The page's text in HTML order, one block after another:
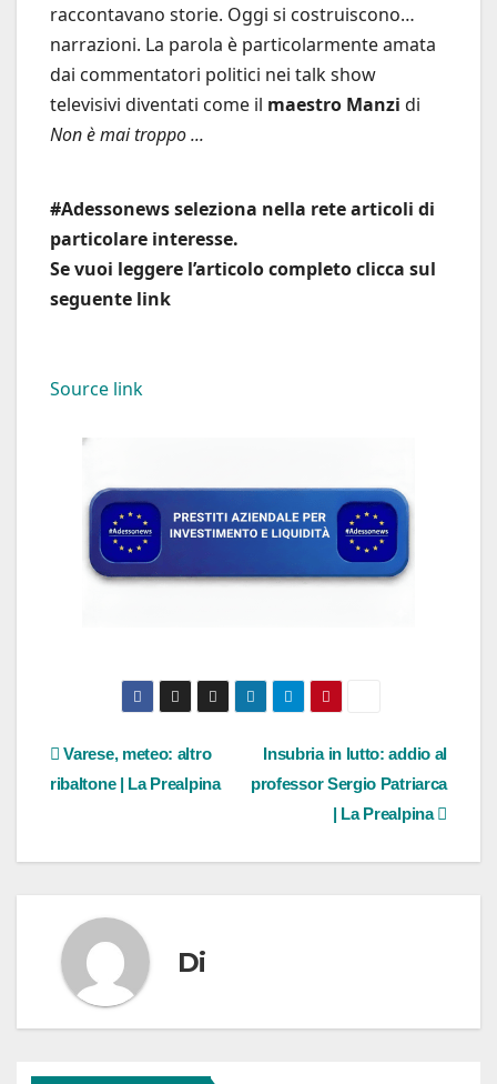
raccontavano storie. Oggi si costruiscono…
narrazioni. La parola è particolarmente amata
dai commentatori politici nei talk show
televisivi diventati come il maestro Manzi di
Non è mai troppo ...
#Adessonews seleziona nella rete articoli di
particolare interesse.
Se vuoi leggere l’articolo completo clicca sul
seguente link
Source link
Navigazione
articoli
Insubria in lutto: addio al
professor Sergio Patriarca
| La Prealpina
Varese, meteo: altro
ribaltone | La Prealpina
Di